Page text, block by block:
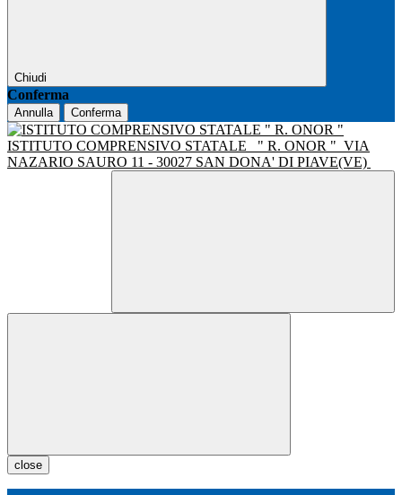
Chiudi
Conferma
Annulla Conferma
ISTITUTO COMPRENSIVO STATALE " R. ONOR " VIA
NAZARIO SAURO 11 - 30027 SAN DONA' DI PIAVE(VE)
close